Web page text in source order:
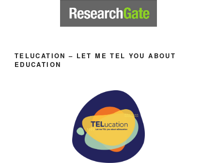
TELUCATION – LET ME TEL YOU ABOUT
EDUCATION